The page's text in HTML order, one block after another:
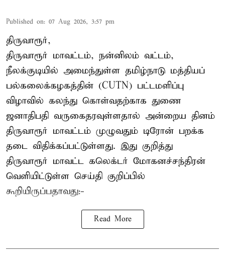
Published on: 07 Aug 2026, 3:57 pm
திருவாரூர்,
திருவாரூர் மாவட்டம், நன்னிலம் வட்டம்,
நீலக்குடியில் அமைந்துள்ள தமிழ்நாடு மத்தியப்
பல்கலைக்கழகத்தின் (CUTN) பட்டமளிப்பு
விழாவில் கலந்து கொள்வதற்காக துணை
ஜனாதிபதி வருகைதரவுள்ளதால் அன்றைய தினம்
திருவாரூர் மாவட்டம் முழுவதும் டிரோன் பறக்க
தடை விதிக்கப்பட்டுள்ளது. இது குறித்து
திருவாரூர் மாவட்ட கலெக்டர் மோகனச்சந்திரன்
வெளியிட்டுள்ள செய்தி குறிப்பில்
கூறியிருப்பதாவது:-
Read More